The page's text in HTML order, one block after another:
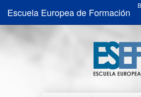
Escuela Europea de Formación